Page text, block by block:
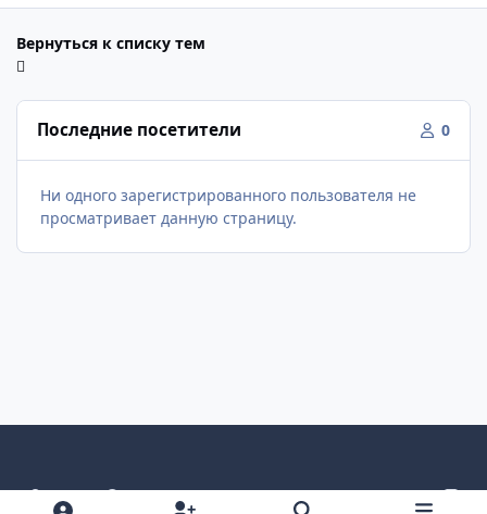
Вернуться к списку тем
Последние посетители 0
Ни одного зарегистрированного пользователя не
просматривает данную страницу.
Светлый режим
Темный режим
Как в системе
v